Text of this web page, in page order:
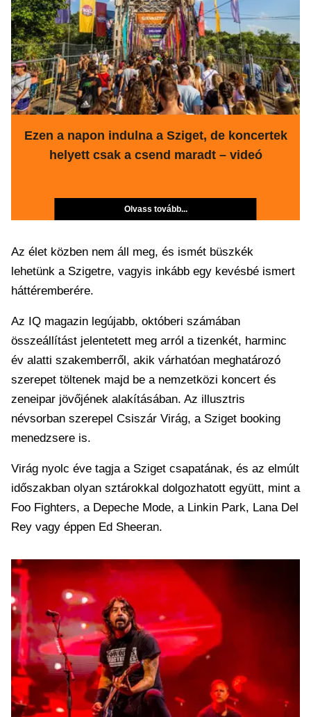
Ezen a napon indulna a Sziget, de koncertek
helyett csak a csend maradt – videó
Olvass tovább...
Az élet közben nem áll meg, és ismét büszkék
lehetünk a Szigetre, vagyis inkább egy kevésbé ismert
háttéremberére.
Az IQ magazin legújabb, októberi számában
összeállítást jelentetett meg arról a tizenkét, harminc
év alatti szakemberről, akik várhatóan meghatározó
szerepet töltenek majd be a nemzetközi koncert és
zeneipar jövőjének alakításában. Az illusztris
névsorban szerepel Csiszár Virág, a Sziget booking
menedzsere is.
Virág nyolc éve tagja a Sziget csapatának, és az elmúlt
időszakban olyan sztárokkal dolgozhatott együtt, mint a
Foo Fighters, a Depeche Mode, a Linkin Park, Lana Del
Rey vagy éppen Ed Sheeran.